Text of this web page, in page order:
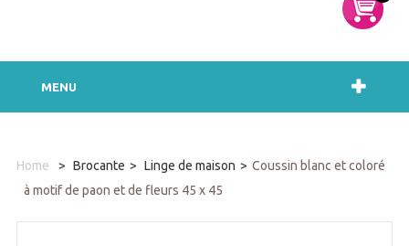
MENU
Home > Brocante > Linge de maison > Coussin blanc et coloré
à motif de paon et de fleurs 45 x 45